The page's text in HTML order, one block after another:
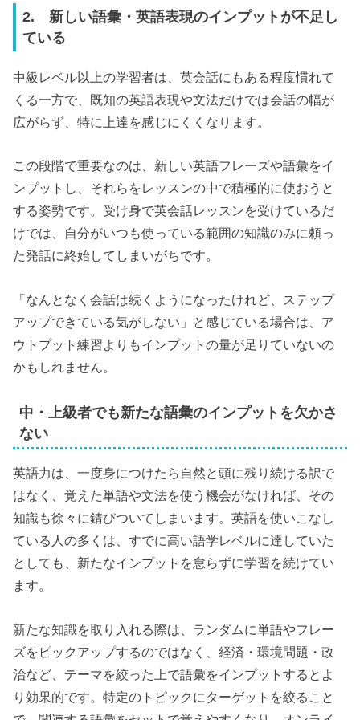
2. 新しい語彙・英語表現のインプットが不足し
ている
中級レベル以上の学習者は、英会話にもある程度慣れて
くる一方で、既知の英語表現や文法だけでは会話の幅が
広がらず、特に上達を感じにくくなります。
この段階で重要なのは、新しい英語フレーズや語彙をイ
ンプットし、それらをレッスンの中で積極的に使おうと
する姿勢です。受け身で英会話レッスンを受けているだ
けでは、自分がいつも使っている範囲の知識のみに頼っ
た発話に終始してしまいがちです。
「なんとなく会話は続くようになったけれど、ステップ
アップできている気がしない」と感じている場合は、ア
ウトプット練習よりもインプットの量が足りていないの
かもしれません。
中・上級者でも新たな語彙のインプットを欠かさ
ない
英語力は、一度身につけたら自然と頭に残り続ける訳で
はなく、覚えた単語や文法を使う機会がなければ、その
知識も徐々に錆びついてしまいます。英語を使いこなし
ている人の多くは、すでに高い語学レベルに達していた
としても、新たなインプットを怠らずに学習を続けてい
ます。
新たな知識を取り入れる際は、ランダムに単語やフレー
ズをピックアップするのではなく、経済・環境問題・政
治など、テーマを絞った上で語彙をインプットするとよ
り効果的です。特定のトピックにターゲットを絞ること